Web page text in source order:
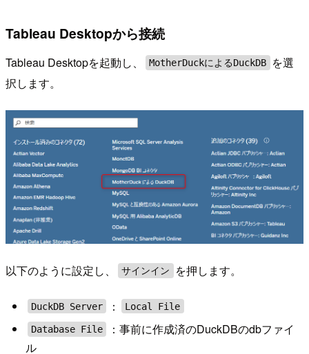
Tableau Desktopから接続
Tableau Desktopを起動し、 MotherDuckによるDuckDB
を選
択します。
以下のように設定し、 サインイン を押します。
DuckDB Server ： Local File
Database File
：事前に作成済のDuckDBのdbファイ
ル